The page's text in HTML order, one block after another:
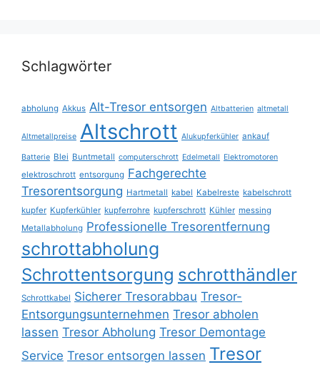
Schlagwörter
abholung Akkus Alt-Tresor entsorgen Altbatterien altmetall
Altmetallpreise Altschrott Alukupferkühler ankauf
Batterie Blei Buntmetall computerschrott Edelmetall Elektromotoren
elektroschrott entsorgung Fachgerechte
Tresorentsorgung Hartmetall kabel Kabelreste kabelschrott
kupfer Kupferkühler kupferrohre kupferschrott Kühler messing
Metallabholung Professionelle Tresorentfernung
schrottabholung
Schrottentsorgung schrotthändler
Schrottkabel Sicherer Tresorabbau Tresor-
Entsorgungsunternehmen Tresor abholen
lassen Tresor Abholung Tresor Demontage
Service Tresor entsorgen lassen Tresor